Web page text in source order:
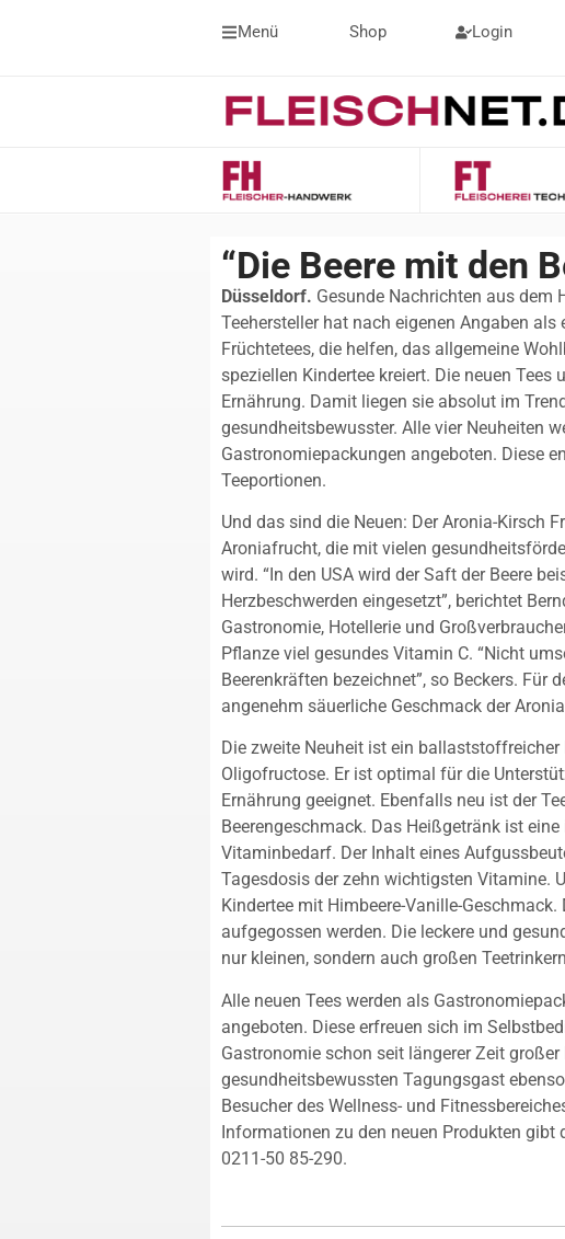
Menü Shop Login
“Die Beere mit den
Düsseldorf. Gesunde Nachrichten aus dem
Teehersteller hat nach eigenen Angaben
Früchtetees, die helfen, das allgemeine
speziellen Kindertee kreiert. Die neuen
Ernährung. Damit liegen sie absolut im
gesundheitsbewusster. Alle vier Neuheiten
Gastronomiepackungen angeboten. Diese
Teeportionen.
Und das sind die Neuen: Der Aronia-Kirsch
Aroniafrucht, die mit vielen
wird. “In den USA wird der Saft der Beere
Herzbeschwerden eingesetzt”, berichtet
Gastronomie, Hotellerie und
Pflanze viel gesundes Vitamin C. “Nicht
Beerenkräften bezeichnet”, so Beckers. Für
angenehm säuerliche Geschmack der
Die zweite Neuheit ist ein
Oligofructose. Er ist optimal für die
Ernährung geeignet. Ebenfalls neu ist der
Beerengeschmack. Das Heißgetränk ist
Vitaminbedarf. Der Inhalt eines
Tagesdosis der zehn wichtigsten Vitamine.
Kindertee mit Himbeere-Vanille-
aufgegossen werden. Die leckere und
nur kleinen, sondern auch großen
Alle neuen Tees werden als
angeboten. Diese erfreuen sich im
Gastronomie schon seit längerer Zeit
gesundheitsbewussten Tagungsgast
Besucher des Wellness- und
Informationen zu den neuen Produkten gibt
0211-50 85-290.